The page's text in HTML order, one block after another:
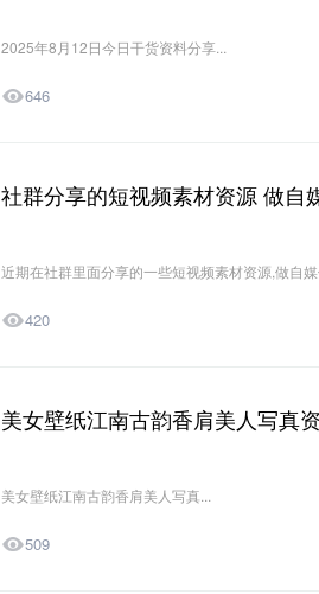
2025年8月12日今日干货资料分享...
646
社群分享的短视频素材资源 做自
近期在社群里面分享的一些短视频素材资源,做自
420
美女壁纸江南古韵香肩美人写真
美女壁纸江南古韵香肩美人写真...
509